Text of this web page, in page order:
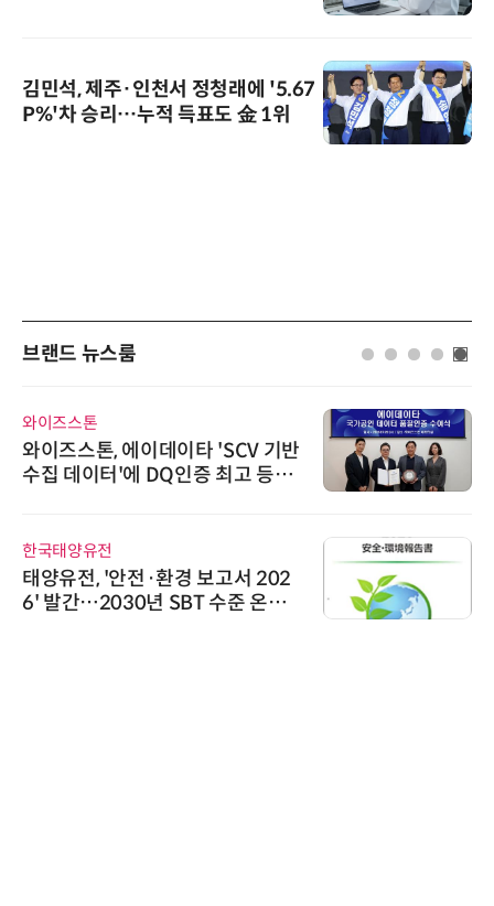
김민석, 제주·인천서 정청래에 '5.67
P%'차 승리…누적 득표도 金 1위
브랜드 뉴스룸
시큐어링크, 중소기업기술정보진
흥원 AI 초격차 R&D 사업 최종 선
'자동화 산업의 새로운 가능성'…
인아그룹 전국 7개 도시 세미나 페